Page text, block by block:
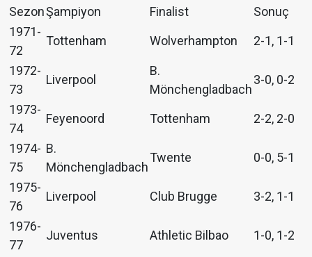
SezonŞampiyon Finalist
Sonuç
1971-
72
Tottenham Wolverhampton 2-1, 1-1
1972-
73
Liverpool
B.
Mönchengladbach
3-0, 0-2
1973-
74
Feyenoord Tottenham 2-2, 2-0
1974-
75
B.
Mönchengladbach
Twente 0-0, 5-1
1975-
76
Liverpool Club Brugge 3-2, 1-1
1976-
77
Juventus Athletic Bilbao 1-0, 1-2